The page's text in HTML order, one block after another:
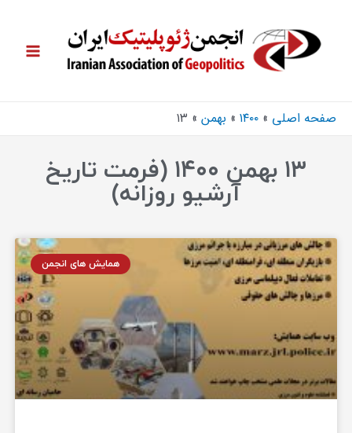
صفحه اصلی ۱۴۰۰ بهمن ۱۳
۱۳ بهمن ۱۴۰۰ (فرمت تاریخ
آرشیو روزانه)
همایش های انجمن